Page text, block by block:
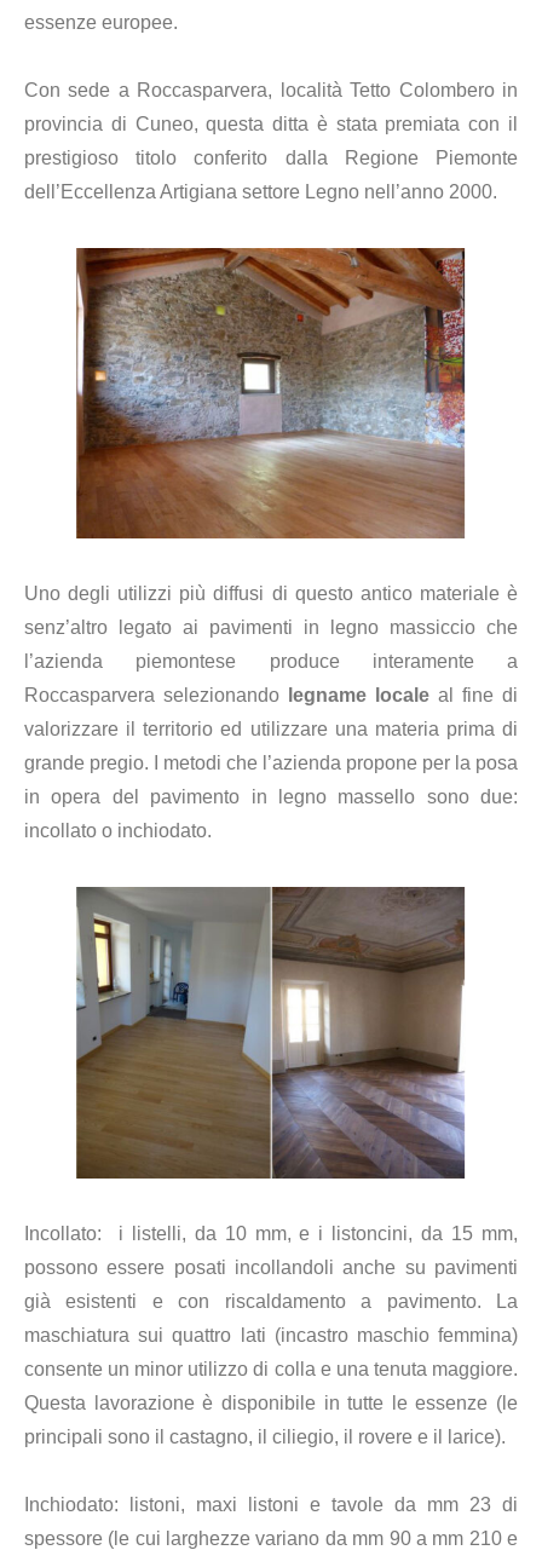
essenze europee.
Con sede a Roccasparvera, località Tetto Colombero in
provincia di Cuneo, questa ditta è stata premiata con il
prestigioso titolo conferito dalla Regione Piemonte
dell’Eccellenza Artigiana settore Legno nell’anno 2000.
Uno degli utilizzi più diffusi di questo antico materiale è
senz’altro legato ai pavimenti in legno massiccio che
l’azienda piemontese produce interamente a
Roccasparvera selezionando
legname locale al fine di
valorizzare il territorio ed utilizzare una materia prima di
grande pregio. I metodi che l’azienda propone per la posa
in opera del pavimento in legno massello sono due:
incollato o inchiodato.
Incollato: i listelli, da 10 mm, e i listoncini, da 15 mm,
possono essere posati incollandoli anche su pavimenti
già esistenti e con riscaldamento a pavimento. La
maschiatura sui quattro lati (incastro maschio femmina)
consente un minor utilizzo di colla e una tenuta maggiore.
Questa lavorazione è disponibile in tutte le essenze (le
principali sono il castagno, il ciliegio, il rovere e il larice).
Inchiodato: listoni, maxi listoni e tavole da mm 23 di
spessore (le cui larghezze variano da mm 90 a mm 210 e